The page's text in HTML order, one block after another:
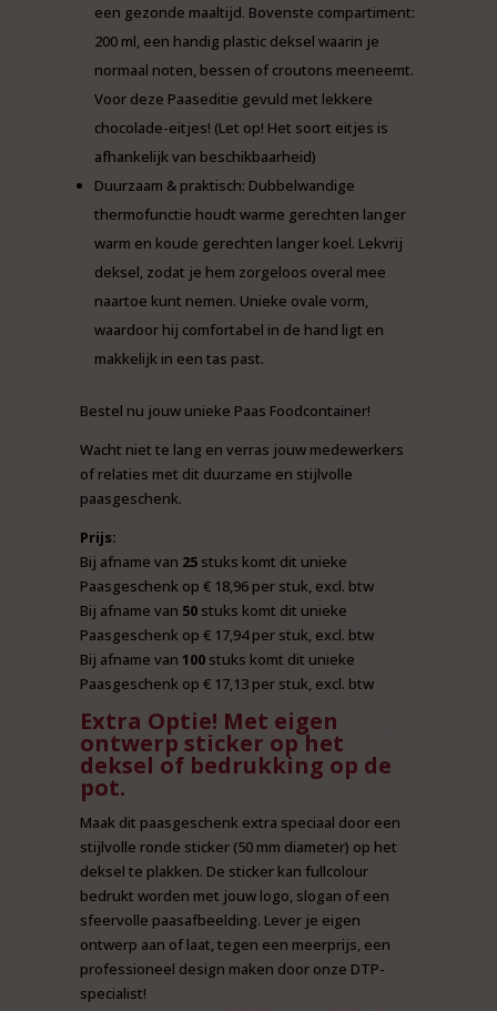
een gezonde maaltijd. Bovenste compartiment:
200 ml, een handig plastic deksel waarin je
normaal noten, bessen of croutons meeneemt.
Voor deze Paaseditie gevuld met lekkere
chocolade-eitjes! (Let op! Het soort eitjes is
afhankelijk van beschikbaarheid)
Duurzaam & praktisch: Dubbelwandige
thermofunctie houdt warme gerechten langer
warm en koude gerechten langer koel. Lekvrij
deksel, zodat je hem zorgeloos overal mee
naartoe kunt nemen. Unieke ovale vorm,
waardoor hij comfortabel in de hand ligt en
makkelijk in een tas past.
Bestel nu jouw unieke Paas Foodcontainer!
Wacht niet te lang en verras jouw medewerkers
of relaties met dit duurzame en stijlvolle
paasgeschenk.
Prijs:
Bij afname van 25 stuks komt dit unieke
Paasgeschenk op € 18,96 per stuk, excl. btw
Bij afname van 50 stuks komt dit unieke
Paasgeschenk op € 17,94 per stuk, excl. btw
Bij afname van100 stuks komt dit unieke
Paasgeschenk op € 17,13 per stuk, excl. btw
Extra Optie! Met eigen
ontwerp sticker op het
deksel of bedrukking op de
pot.
Maak dit paasgeschenk extra speciaal door een
stijlvolle ronde sticker (50 mm diameter) op het
deksel te plakken. De sticker kan fullcolour
bedrukt worden met jouw logo, slogan of een
sfeervolle paasafbeelding. Lever je eigen
ontwerp aan of laat, tegen een meerprijs, een
professioneel design maken door onze DTP-
specialist!